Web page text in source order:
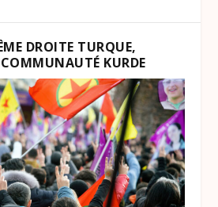
DROITE TURQUE,
KURDE